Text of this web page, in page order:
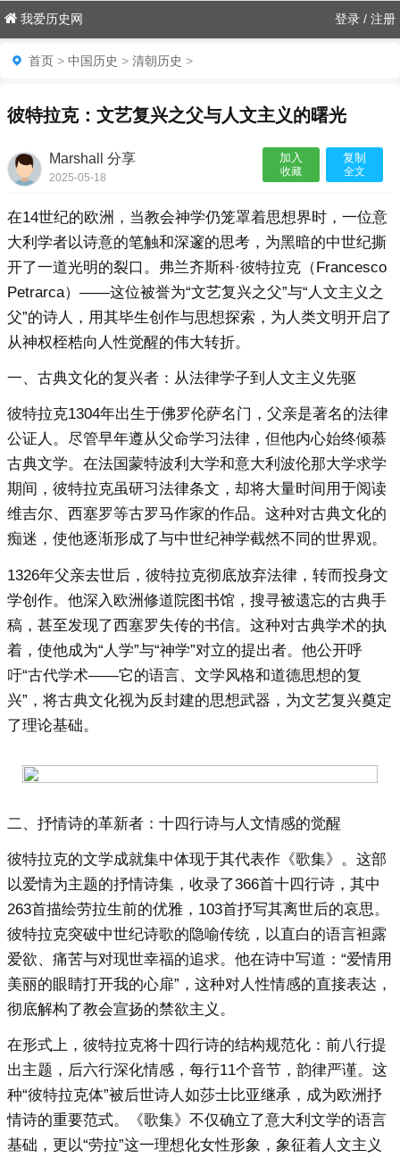
我爱历史网 登录 / 注册
首页 > 中国历史 > 清朝历史 >
彼特拉克：文艺复兴之父与人文主义的曙光
Marshall 分享
2025-05-18
加入
收藏
复制
全文
在14世纪的欧洲，当教会神学仍笼罩着思想界时，一位意
大利学者以诗意的笔触和深邃的思考，为黑暗的中世纪撕
开了一道光明的裂口。弗兰齐斯科·彼特拉克（Francesco
Petrarca）——这位被誉为“文艺复兴之父”与“人文主义之
父”的诗人，用其毕生创作与思想探索，为人类文明开启了
从神权桎梏向人性觉醒的伟大转折。
一、古典文化的复兴者：从法律学子到人文主义先驱
彼特拉克1304年出生于佛罗伦萨名门，父亲是著名的法律
公证人。尽管早年遵从父命学习法律，但他内心始终倾慕
古典文学。在法国蒙特波利大学和意大利波伦那大学求学
期间，彼特拉克虽研习法律条文，却将大量时间用于阅读
维吉尔、西塞罗等古罗马作家的作品。这种对古典文化的
痴迷，使他逐渐形成了与中世纪神学截然不同的世界观。
1326年父亲去世后，彼特拉克彻底放弃法律，转而投身文
学创作。他深入欧洲修道院图书馆，搜寻被遗忘的古典手
稿，甚至发现了西塞罗失传的书信。这种对古典学术的执
着，使他成为“人学”与“神学”对立的提出者。他公开呼
吁“古代学术——它的语言、文学风格和道德思想的复
兴”，将古典文化视为反封建的思想武器，为文艺复兴奠定
了理论基础。
二、抒情诗的革新者：十四行诗与人文情感的觉醒
彼特拉克的文学成就集中体现于其代表作《歌集》。这部
以爱情为主题的抒情诗集，收录了366首十四行诗，其中
263首描绘劳拉生前的优雅，103首抒写其离世后的哀思。
彼特拉克突破中世纪诗歌的隐喻传统，以直白的语言袒露
爱欲、痛苦与对现世幸福的追求。他在诗中写道：“爱情用
美丽的眼睛打开我的心扉”，这种对人性情感的直接表达，
彻底解构了教会宣扬的禁欲主义。
在形式上，彼特拉克将十四行诗的结构规范化：前八行提
出主题，后六行深化情感，每行11个音节，韵律严谨。这
种“彼特拉克体”被后世诗人如莎士比亚继承，成为欧洲抒
情诗的重要范式。《歌集》不仅确立了意大利文学的语言
基础，更以“劳拉”这一理想化女性形象，象征着人文主义